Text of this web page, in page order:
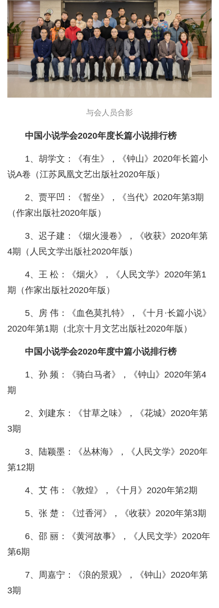
与会人员合影
中国小说学会2020年度长篇小说排行榜
1、胡学文：《有生》，《钟山》2020年长篇小
说A卷（江苏凤凰文艺出版社2020年版）
2、贾平凹：《暂坐》，《当代》2020年第3期
（作家出版社2020年版）
3、迟子建：《烟火漫卷》，《收获》2020年第
4期（人民文学出版社2020年版）
4、王 松：《烟火》，《人民文学》2020年第1
期（作家出版社2020年版）
5、房 伟：《血色莫扎特》，《十月·长篇小说》
2020年第1期（北京十月文艺出版社2020年版）
中国小说学会2020年度中篇小说排行榜
1、孙 频：《骑白马者》，《钟山》2020年第4
期
2、刘建东：《甘草之味》，《花城》2020年第
3期
3、陆颖墨：《丛林海》，《人民文学》2020年
第12期
4、艾 伟：《敦煌》，《十月》2020年第2期
5、张 楚：《过香河》，《收获》2020年第3期
6、邵 丽：《黄河故事》，《人民文学》2020年
第6期
7、周嘉宁：《浪的景观》，《钟山》2020年第
3期